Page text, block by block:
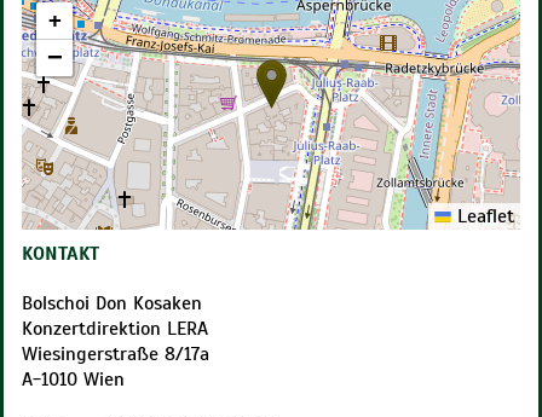
+
−
Leaflet
KONTAKT
Bolschoi Don Kosaken
Konzertdirektion LERA
Wiesingerstraße 8/17a
A-1010 Wien